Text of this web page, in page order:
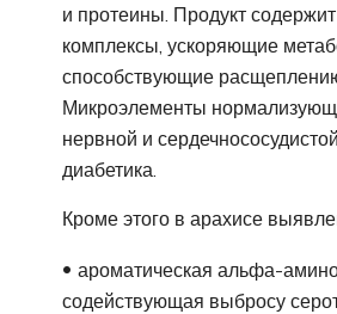
и протеины. Продукт
комплексы, ускоряющие
способствующие
Микроэлементы
нервной и
диабетика.
Кроме этого в арахисе
ароматическая альфа-
содействующая выбросу